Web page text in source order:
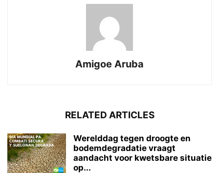
Amigoe Aruba
RELATED ARTICLES
Werelddag tegen droogte en
bodemdegradatie vraagt
aandacht voor kwetsbare situatie
op...